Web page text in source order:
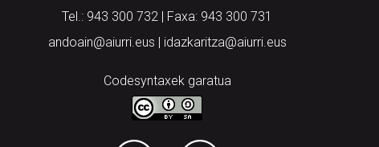
Tel.: 943 300 732 | Faxa: 943 300 731
andoain@aiurri.eus | idazkaritza@aiurri.eus
Codesyntaxek garatua